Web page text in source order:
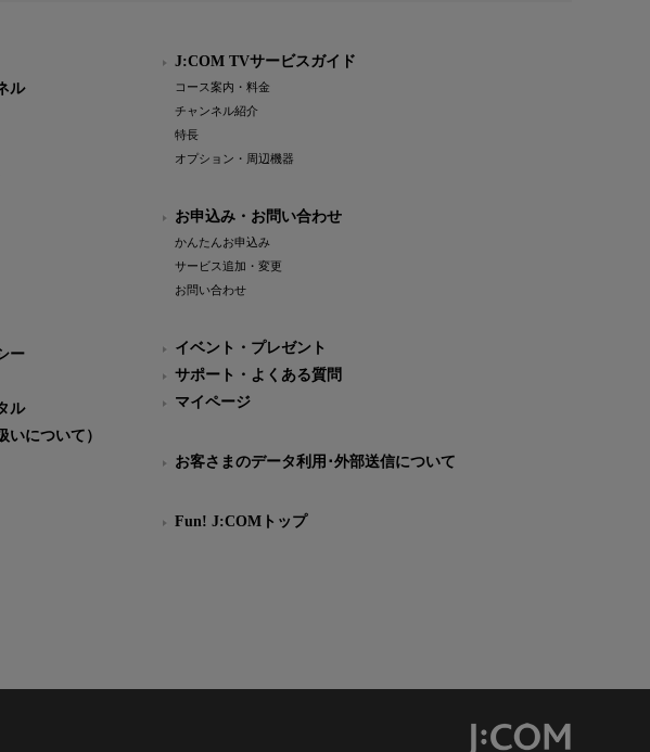
ル
ー
ル
いについて）
J:COM TVサービスガイド
コース案内・料金
チャンネル紹介
特長
オプション・周辺機器
お申込み・お問い合わせ
かんたんお申込み
サービス追加・変更
お問い合わせ
イベント・プレゼント
サポート・よくある質問
マイページ
お客さまのデータ利用･外部送信について
Fun! J:COMトップ